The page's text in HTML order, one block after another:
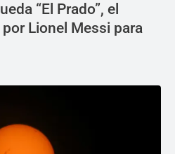
“El Prado”, el
Lionel Messi para